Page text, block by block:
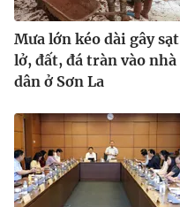
Mưa lớn kéo dài gây sạt
lở, đất, đá tràn vào nhà
dân ở Sơn La